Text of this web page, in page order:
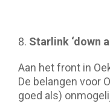
Starlink ‘down
Aan het front in
De belangen voor
goed als)